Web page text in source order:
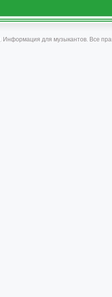
. Информация для музыкантов. Все